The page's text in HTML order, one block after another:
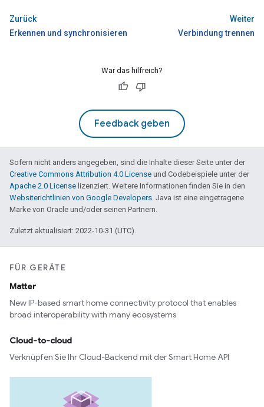
Zurück
Erkennen und synchronisieren
Weiter
Verbindung trennen
War das hilfreich?
Feedback geben
Sofern nicht anders angegeben, sind die Inhalte dieser Seite unter der
Creative Commons Attribution 4.0 License und Codebeispiele unter der
Apache 2.0 License lizenziert. Weitere Informationen finden Sie in den
Websiterichtlinien von Google Developers. Java ist eine eingetragene
Marke von Oracle und/oder seinen Partnern.
Zuletzt aktualisiert: 2022-10-31 (UTC).
FÜR GERÄTE
Matter
New IP-based smart home connectivity protocol that enables
broad interoperability with many ecosystems
Cloud-to-cloud
Verknüpfen Sie Ihr Cloud-Backend mit der Smart Home API